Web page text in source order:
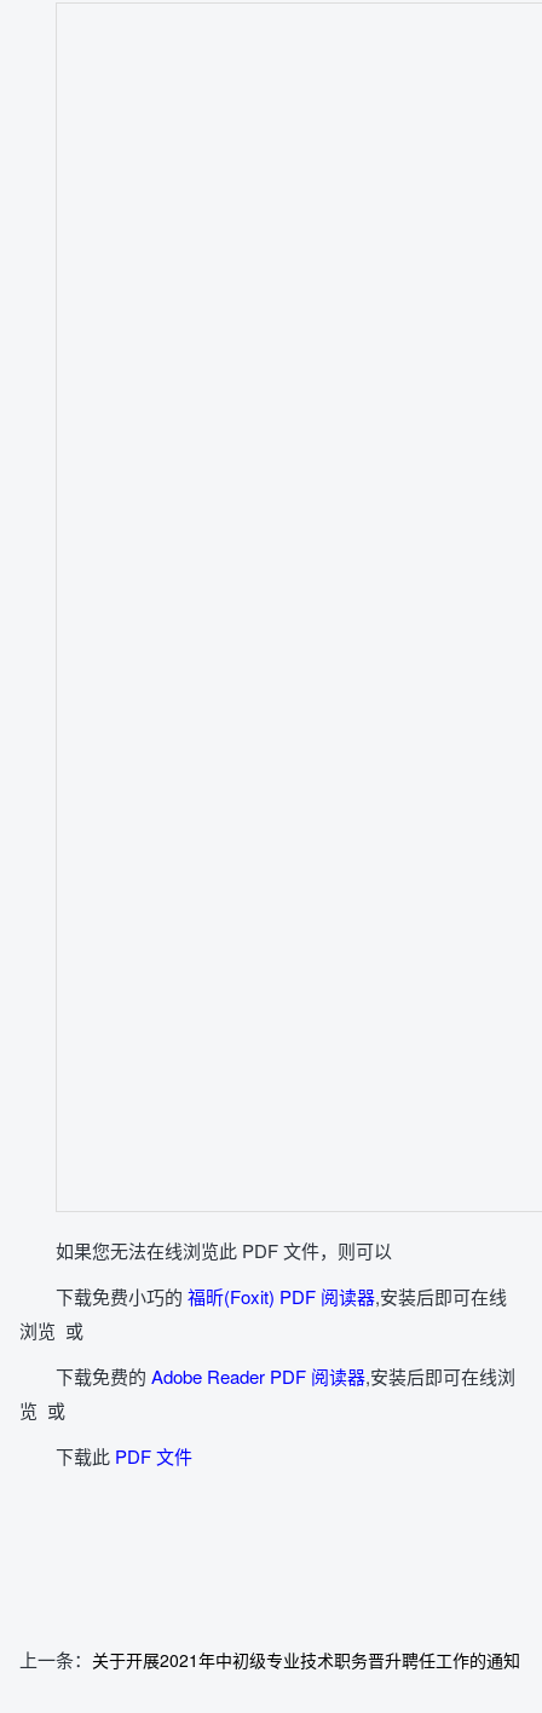
如果您无法在线浏览此 PDF 文件，则可以
下载免费小巧的 福昕(Foxit) PDF 阅读器,安装后即可在线
浏览 或
下载免费的 Adobe Reader PDF 阅读器,安装后即可在线浏
览 或
下载此 PDF 文件
上一条： 关于开展2021年中初级专业技术职务晋升聘任工作的通知